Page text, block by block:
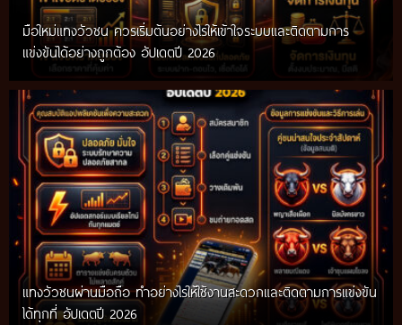
มือใหม่แทงวัวชน ควรเริ่มต้นอย่างไรให้เข้าใจระบบและติดตามการ
แข่งขันได้อย่างถูกต้อง อัปเดตปี 2026
แทงวัวชนผ่านมือถือ ทำอย่างไรให้ใช้งานสะดวกและติดตามการแข่งขัน
ได้ทุกที่ อัปเดตปี 2026